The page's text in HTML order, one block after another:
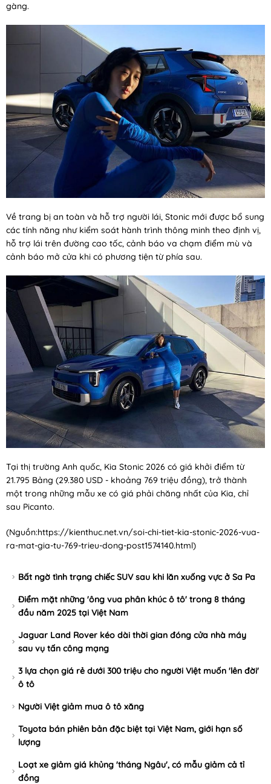
gàng.
Về trang bị an toàn và hỗ trợ người lái, Stonic mới được bổ sung
các tính năng như kiểm soát hành trình thông minh theo định vị,
hỗ trợ lái trên đường cao tốc, cảnh báo va chạm điểm mù và
cảnh báo mở cửa khi có phương tiện từ phía sau.
Tại thị trường Anh quốc, Kia Stonic 2026 có giá khởi điểm từ
21.795 Bảng (29.380 USD - khoảng 769 triệu đồng), trở thành
một trong những mẫu xe có giá phải chăng nhất của Kia, chỉ
sau Picanto.
(Nguồn:https://kienthuc.net.vn/soi-chi-tiet-kia-stonic-2026-vua-
ra-mat-gia-tu-769-trieu-dong-post1574140.html)
Bất ngờ tình trạng chiếc SUV sau khi lăn xuống vực ở Sa Pa
Điểm mặt những 'ông vua phân khúc ô tô' trong 8 tháng
đầu năm 2025 tại Việt Nam
Jaguar Land Rover kéo dài thời gian đóng cửa nhà máy
sau vụ tấn công mạng
3 lựa chọn giá rẻ dưới 300 triệu cho người Việt muốn 'lên đời'
ô tô
Người Việt giảm mua ô tô xăng
Toyota bán phiên bản đặc biệt tại Việt Nam, giới hạn số
lượng
Loạt xe giảm giá khủng 'tháng Ngâu', có mẫu giảm cả tỉ
đồng